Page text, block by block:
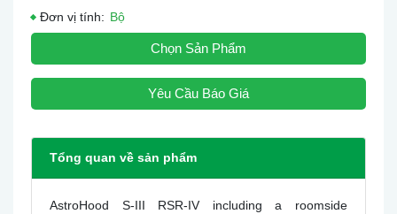
Đơn vị tính: Bộ
Chọn Sản Phẩm
Yêu Cầu Báo Giá
Tổng quan về sản phẩm
AstroHood S-III RSR-IV including a roomside